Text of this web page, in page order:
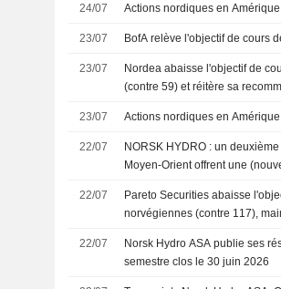
24/07 Actions nordiques en
23/07 BofA relève l'objectif de cours
23/07
Nordea abaisse l'objectif de
(contre 59) et réitère sa
23/07 Actions nordiques en
22/07
NORSK HYDRO : un deuxième trimestre impressionnant et le regain de tensions au
Moyen-Orient offrent une
22/07
Pareto Securities abaisse
norvégiennes (contre 117),
22/07
Norsk Hydro ASA publie ses
semestre clos le 30 juin 2026